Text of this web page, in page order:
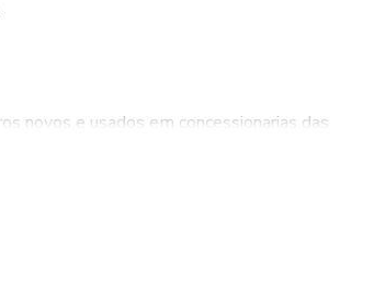
novos e usados em concessionarias das
outras marcas e modelos.